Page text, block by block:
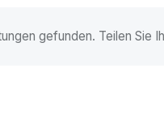
gefunden. Teilen Sie